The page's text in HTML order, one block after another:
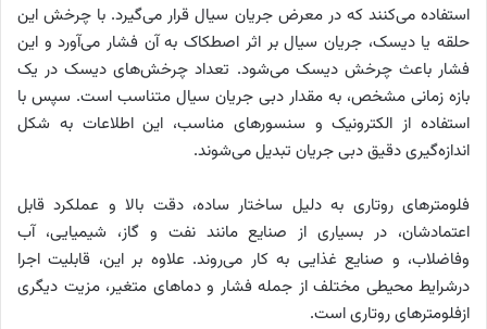
استفاده می‌کنند که در معرض جریان سیال قرار می‌گیرد. با چرخش این
حلقه یا دیسک، جریان سیال بر اثر اصطکاک به آن فشار می‌آورد و این
فشار باعث چرخش دیسک می‌شود. تعداد چرخش‌های دیسک در یک
بازه زمانی مشخص، به مقدار دبی جریان سیال متناسب است. سپس با
استفاده از الکترونیک و سنسورهای مناسب، این اطلاعات به شکل
اندازه‌گیری دقیق دبی جریان تبدیل می‌شوند.
فلومترهای روتاری به دلیل ساختار ساده، دقت بالا و عملکرد قابل
اعتمادشان، در بسیاری از صنایع مانند نفت و گاز، شیمیایی، آب
وفاضلاب، و صنایع غذایی به کار می‌روند. علاوه بر این، قابلیت اجرا
درشرایط محیطی مختلف از جمله فشار و دماهای متغیر، مزیت دیگری
ازفلومترهای روتاری است.